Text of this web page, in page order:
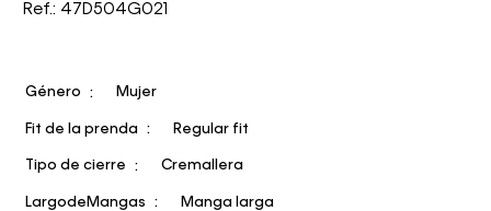
Ref.: 47D504G021
Género Mujer
Fit de la prenda Regular fit
Tipo de cierre Cremallera
LargodeMangas Manga larga